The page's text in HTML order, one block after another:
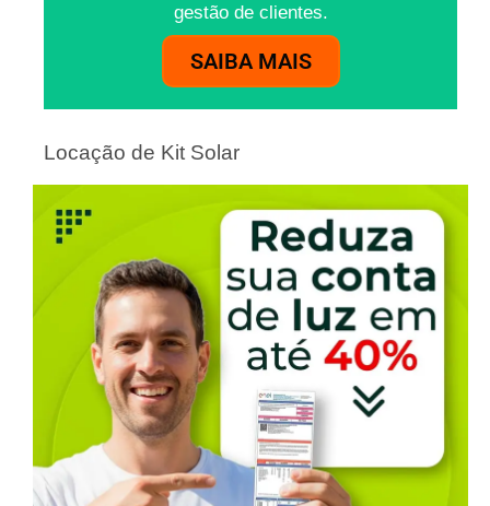
gestão de clientes.
SAIBA MAIS
Locação de Kit Solar